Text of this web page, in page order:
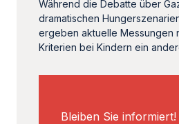
Während die Debatte über
dramatischen
ergeben aktuelle Messungen
Kriterien bei Kindern ein
Bleiben Sie